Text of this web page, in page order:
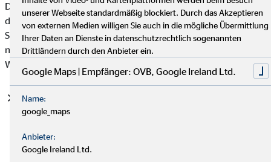
Datenschutzgrundverordnung (DSGVO), auf deren Basis wir
die personenbezogenen Daten verarbeiten, mit. Bitte beachten
Sie, dass zusätzlich zu den Regelungen der DSGVO die
nationalen Datenschutzvorgaben in Ihrem bzw. unserem
Wohn- und Sitzland gelten können.
Einwilligung (Art. 6 Abs. 1 S. 1 lit. a DSGVO)
betroffene Person hat ihre Einwilligung in die Verarbeitung
spezifischen Zweck oder mehrere bestimmte Zwecke
gegeben.
unserer Webseite standardmäßig blockiert. Durch das Akzeptieren
von externen Medien willigen Sie auch in die mögliche Übermittlung
Ihrer Daten an Dienste in datenschutzrechtlich sogenannten
Drittländern durch den Anbieter ein.
Google Maps | Empfänger: OVB, Google Ireland Ltd.
Name:
google_maps
Anbieter:
Google Ireland Ltd.